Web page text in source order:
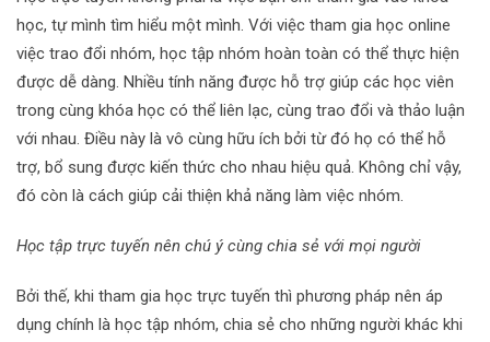
học, tự mình tìm hiểu một mình. Với việc tham gia học online
việc trao đổi nhóm, học tập nhóm hoàn toàn có thể thực hiện
được dễ dàng. Nhiều tính năng được hỗ trợ giúp các học viên
trong cùng khóa học có thể liên lạc, cùng trao đổi và thảo luận
với nhau. Điều này là vô cùng hữu ích bởi từ đó họ có thể hỗ
trợ, bổ sung được kiến thức cho nhau hiệu quả. Không chỉ vậy,
đó còn là cách giúp cải thiện khả năng làm việc nhóm.
Học tập trực tuyến nên chú ý cùng chia sẻ với mọi người
Bởi thế, khi tham gia học trực tuyến thì phương pháp nên áp
dụng chính là học tập nhóm, chia sẻ cho những người khác khi